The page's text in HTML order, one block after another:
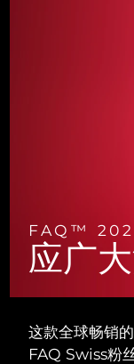
FAQ™
应广
这款全球畅销
FAQ Swiss粉
瑞典
瑞士
泰国